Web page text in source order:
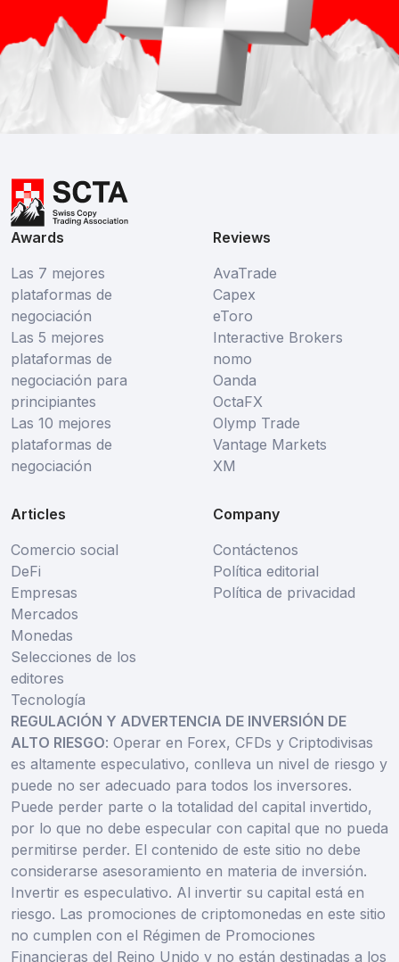
Awards
Las 7 mejores
plataformas de
negociación
Las 5 mejores
plataformas de
negociación para
principiantes
Las 10 mejores
plataformas de
negociación
Reviews
AvaTrade
Capex
eToro
Interactive Brokers
nomo
Oanda
OctaFX
Olymp Trade
Vantage Markets
XM
Articles
Comercio social
DeFi
Empresas
Mercados
Monedas
Selecciones de los
editores
Tecnología
Company
Contáctenos
Política editorial
Política de privacidad
REGULACIÓN Y ADVERTENCIA DE INVERSIÓN DE
ALTO RIESGO: Operar en Forex, CFDs y Criptodivisas
es altamente especulativo, conlleva un nivel de riesgo y
puede no ser adecuado para todos los inversores.
Puede perder parte o la totalidad del capital invertido,
por lo que no debe especular con capital que no pueda
permitirse perder. El contenido de este sitio no debe
considerarse asesoramiento en materia de inversión.
Invertir es especulativo. Al invertir su capital está en
riesgo. Las promociones de criptomonedas en este sitio
no cumplen con el Régimen de Promociones
Financieras del Reino Unido y no están destinadas a los